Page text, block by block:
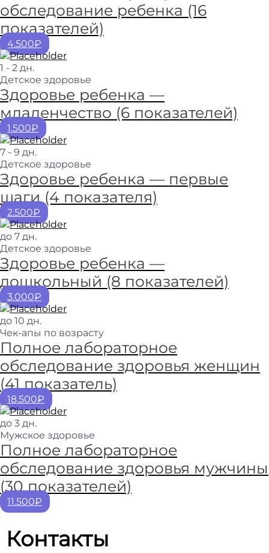
обследование ребенка (16
показателей)
4.500₽
1 - 2 дн.
Детское здоровье
Здоровье ребенка —
младенчество (6 показателей)
1.500₽
7 - 9 дн.
Детское здоровье
Здоровье ребенка — первые
шаги (4 показателя)
2.500₽
до 7 дн.
Детское здоровье
Здоровье ребенка —
дошкольный (8 показателей)
3.000₽
до 10 дн.
Чек-апы по возрасту
Полное лабораторное
обследование здоровья женщин
(41 показатель)
18.500₽
до 3 дн.
Мужское здоровье
Полное лабораторное
обследование здоровья мужчины
(30 показателей)
11.500₽
Контакты